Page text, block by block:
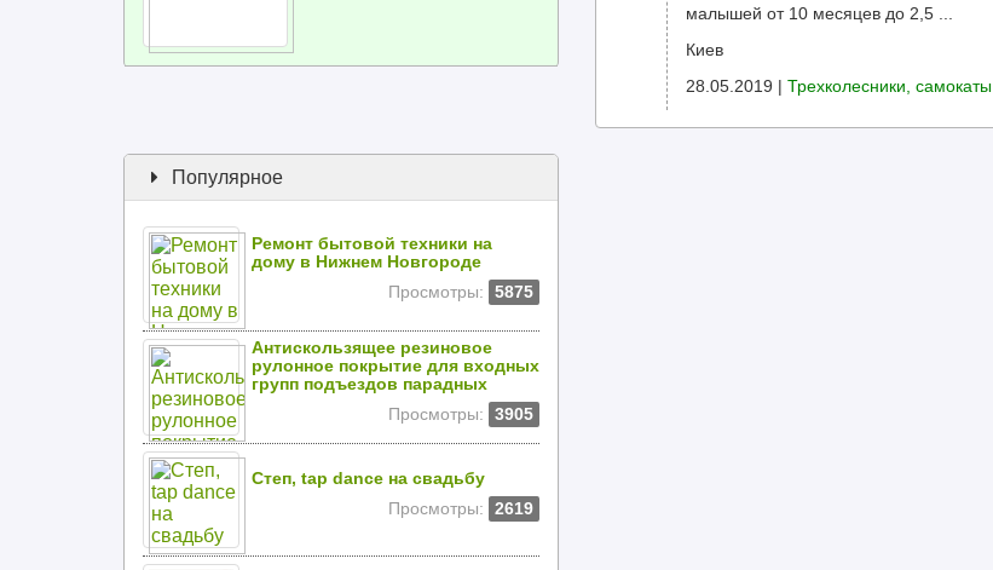
малышей от 10 месяцев до 2,5 ...
Киев
28.05.2019 |Трехколесники, самокаты
Популярное
Ремонт бытовой техники на
дому в Нижнем Новгороде
Просмотры:
5875
Антискользящее резиновое
рулонное покрытие для входных
групп подъездов парадных
Просмотры:
3905
Степ, tap dance на свадьбу
Просмотры:
2619